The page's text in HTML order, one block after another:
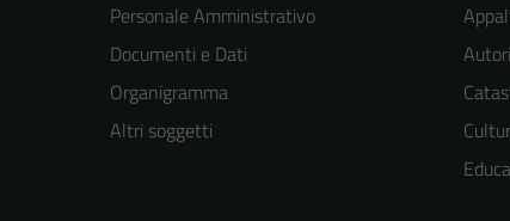
Personale Amministrativo
Documenti e Dati
Organigramma
Altri soggetti